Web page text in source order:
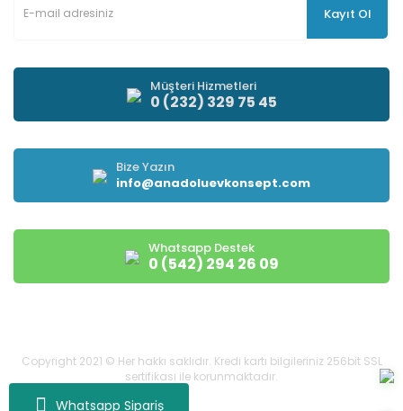
Whatsapp Sipariş
Kayıt Ol
Müşteri Hizmetleri
0 (232) 329 75 45
Bize Yazın
info@anadoluevkonsept.com
Whatsapp Destek
0 (542) 294 26 09
Copyright 2021 © Her hakkı saklıdır. Kredi kartı bilgileriniz 256bit SSL
sertifikası ile korunmaktadır.